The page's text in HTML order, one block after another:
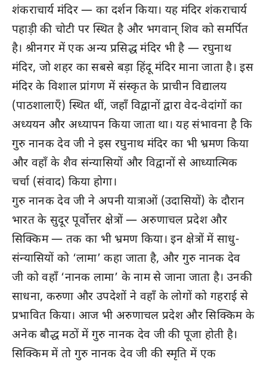
शंकराचार्य मंदिर — का दर्शन किया। यह मंदिर शंकराचार्य
पहाड़ी की चोटी पर स्थित है और भगवान् शिव को समर्पित
है। श्रीनगर में एक अन्य प्रसिद्ध मंदिर भी है — रघुनाथ
मंदिर, जो शहर का सबसे बड़ा हिंदू मंदिर माना जाता है। इस
मंदिर के विशाल प्रांगण में संस्कृत के प्राचीन विद्यालय
(पाठशालाएँ) स्थित थीं, जहाँ विद्वानों द्वारा वेद-वेदांगों का
अध्ययन और अध्यापन किया जाता था। यह संभावना है कि
गुरु नानक देव जी ने इस रघुनाथ मंदिर का भी भ्रमण किया
और वहाँ के शैव संन्यासियों और विद्वानों से आध्यात्मिक
चर्चा (संवाद) किया होगा।
गुरु नानक देव जी ने अपनी यात्राओं (उदासियों) के दौरान
भारत के सुदूर पूर्वोत्तर क्षेत्रों — अरुणाचल प्रदेश और
सिक्किम — तक का भी भ्रमण किया। इन क्षेत्रों में साधु-
संन्यासियों को ‘लामा’ कहा जाता है, और गुरु नानक देव
जी को वहाँ ‘नानक लामा’ के नाम से जाना जाता है। उनकी
साधना, करुणा और उपदेशों ने वहाँ के लोगों को गहराई से
प्रभावित किया। आज भी अरुणाचल प्रदेश और सिक्किम के
अनेक बौद्ध मठों में गुरु नानक देव जी की पूजा होती है।
सिक्किम में तो गुरु नानक देव जी की स्मृति में एक